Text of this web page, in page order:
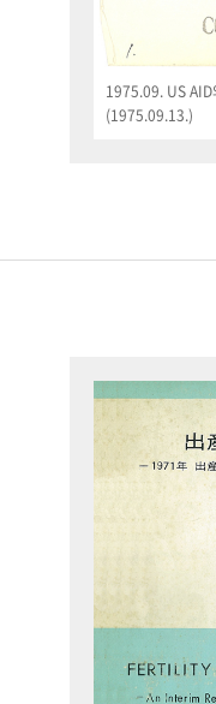
1975.09. US AID
(1975.09.13.)